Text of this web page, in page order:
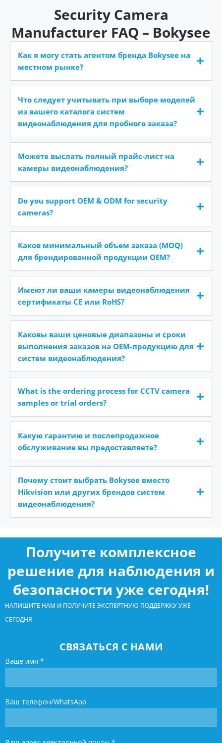
Security Camera
Manufacturer FAQ – Bokysee
Как я могу стать агентом бренда Bokysee на
местном рынке?
Что следует учитывать при выборе моделей
из вашего каталога систем
видеонаблюдения для пробного заказа?
Можете выслать полный прайс-лист на
камеры видеонаблюдения?
Do you support OEM & ODM for security
cameras?
Каков минимальный объем заказа (MOQ)
для брендированной продукции OEM?
Имеют ли ваши камеры видеонаблюдения
сертификаты CE или RoHS?
Каковы ваши ценовые диапазоны и сроки
выполнения заказов на OEM-продукцию для
систем видеонаблюдения?
What is the ordering process for CCTV camera
samples or trial orders?
Какую гарантию и послепродажное
обслуживание вы предоставляете?
Почему стоит выбрать Bokysee вместо
Hikvision или других брендов систем
видеонаблюдения?
Получите комплексное
решение для наблюдения и
безопасности уже сегодня!
НАПИШИТЕ НАМ И ПОЛУЧИТЕ ЭКСПЕРТНУЮ ПОДДЕРЖКУ УЖЕ
СЕГОДНЯ.
СВЯЗАТЬСЯ С НАМИ
Ваше имя *
Ваш телефон/WhatsApp